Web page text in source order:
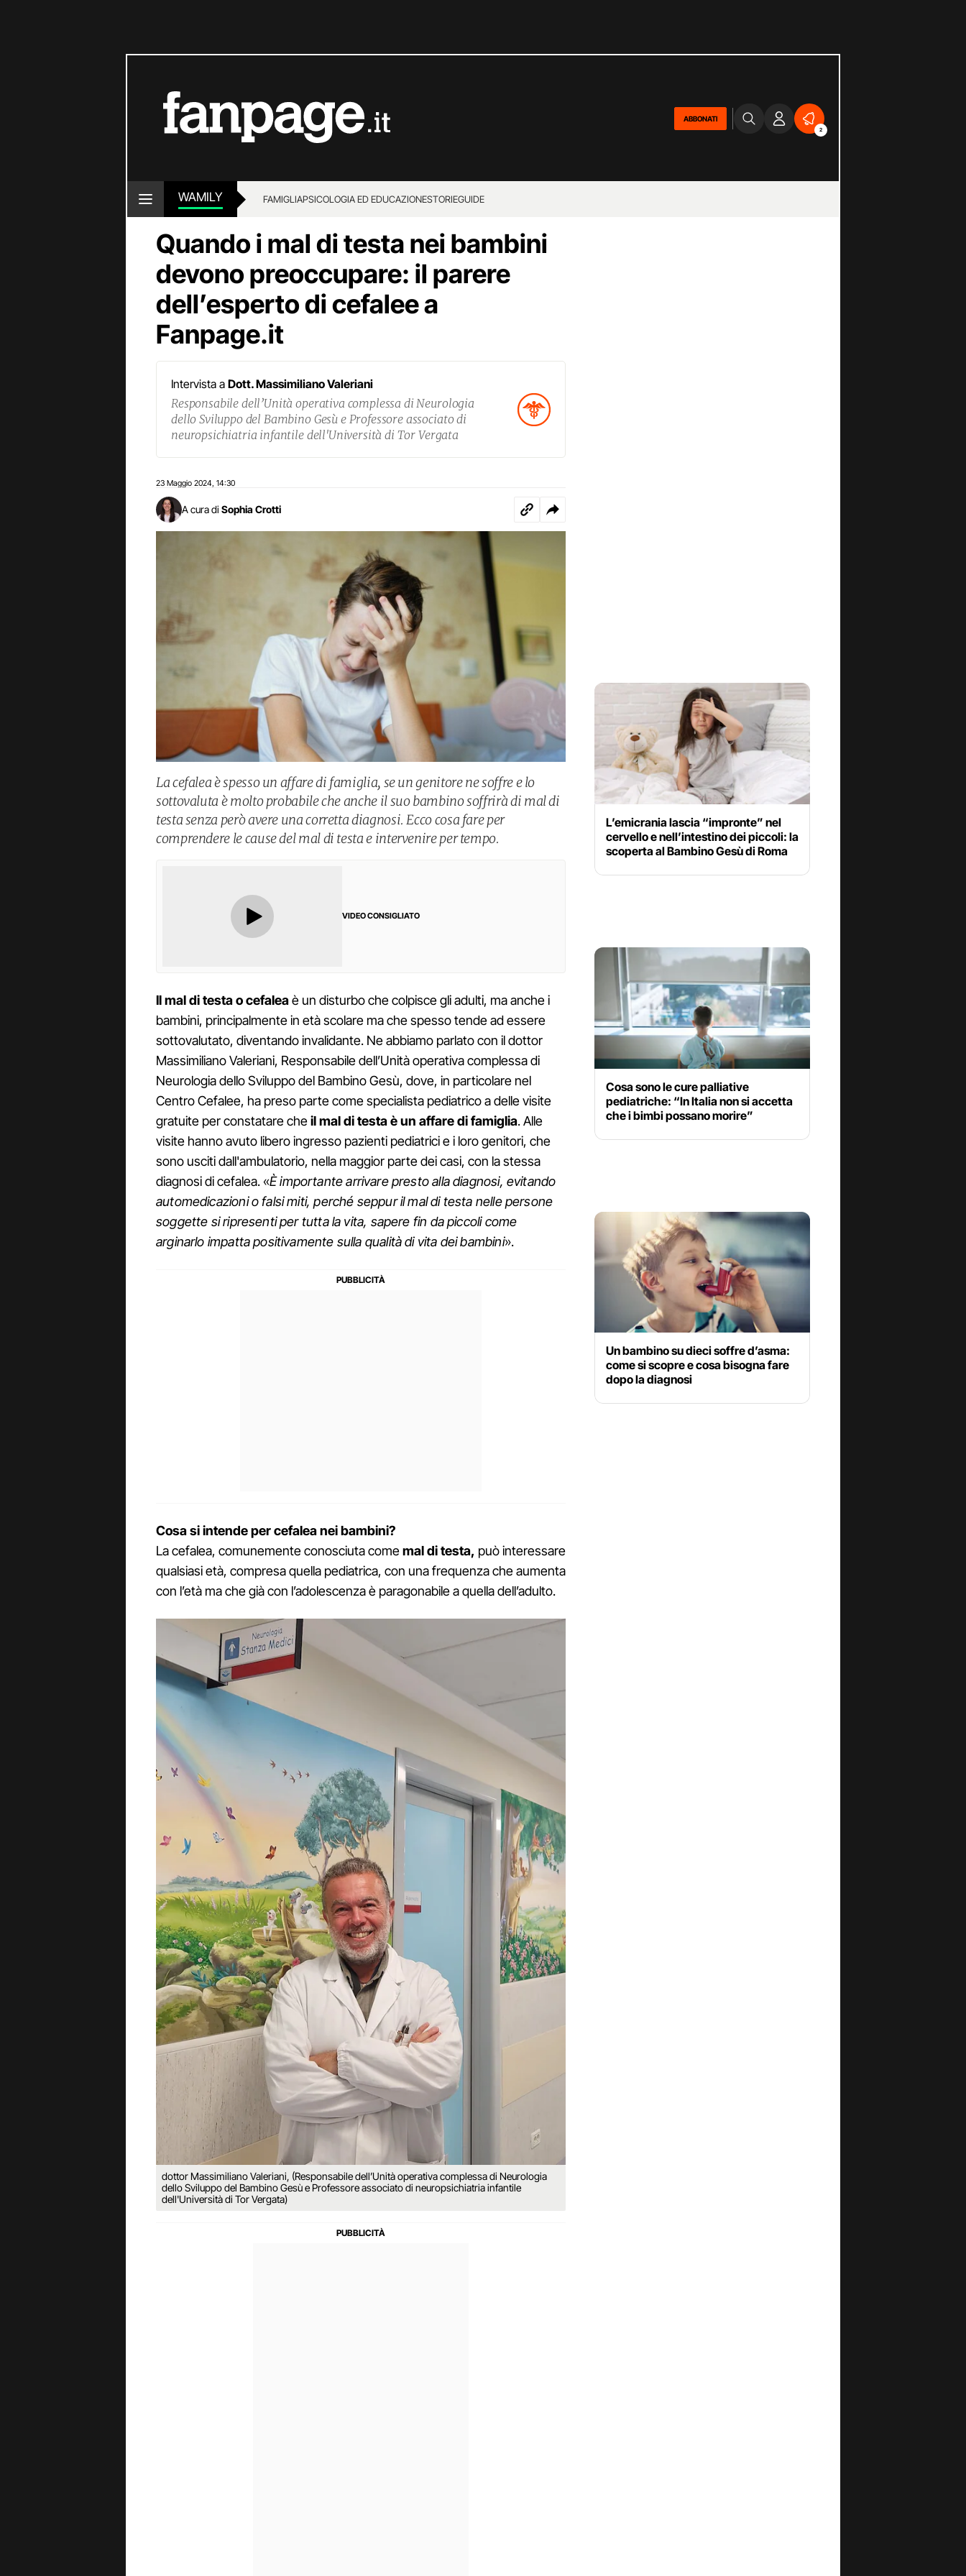
ABBONATI
2
WAMILY FAMIGLIAPSICOLOGIA ED EDUCAZIONESTORIEGUIDE
Quando i mal di testa nei bambini
devono preoccupare: il parere
dell’esperto di cefalee a
Fanpage.it
Intervista a Dott. Massimiliano Valeriani
Responsabile dell’Unità operativa complessa di Neurologia
dello Sviluppo del Bambino Gesù e Professore associato di
neuropsichiatria infantile dell'Università di Tor Vergata
23 Maggio 2024 14:30
A cura di Sophia Crotti
La cefalea è spesso un affare di famiglia, se un genitore ne soffre e lo
sottovaluta è molto probabile che anche il suo bambino soffrirà di mal di
testa senza però avere una corretta diagnosi. Ecco cosa fare per
comprendere le cause del mal di testa e intervenire per tempo.
VIDEO CONSIGLIATO
Il mal di testa o cefaleaè un disturbo che colpisce gli adulti, ma anche i
bambini, principalmente in età scolare ma che spesso tende ad essere
sottovalutato, diventando invalidante. Ne abbiamo parlato con il dottor
Massimiliano Valeriani, Responsabile dell’Unità operativa complessa di
Neurologia dello Sviluppo del Bambino Gesù, dove, in particolare nel
Centro Cefalee, ha preso parte come specialista pediatrico a delle visite
gratuite per constatare cheil mal di testa è un affare di famiglia. Alle
visite hanno avuto libero ingresso pazienti pediatrici e i loro genitori, che
sono usciti dall'ambulatorio, nella maggior parte dei casi, con la stessa
diagnosi di cefalea. «È importante arrivare presto alla diagnosi, evitando
automedicazioni o falsi miti, perché seppur il mal di testa nelle persone
soggette si ripresenti per tutta la vita, sapere fin da piccoli come
arginarlo impatta positivamente sulla qualità di vita dei bambini».
Cosa si intende per cefalea nei bambini?
La cefalea, comunemente conosciuta comemal di testa, può interessare
qualsiasi età, compresa quella pediatrica, con una frequenza che aumenta
con l’età ma che già con l’adolescenza è paragonabile a quella dell’adulto.
dottor Massimiliano Valeriani, (Responsabile dell’Unità operativa complessa di Neurologia
dello Sviluppo del Bambino Gesù e Professore associato di neuropsichiatria infantile
dell'Università di Tor Vergata)
L’emicrania lascia “impronte” nel
cervello e nell’intestino dei piccoli: la
scoperta al Bambino Gesù di Roma
Cosa sono le cure palliative
pediatriche: “In Italia non si accetta
che i bimbi possano morire”
Un bambino su dieci soffre d’asma:
come si scopre e cosa bisogna fare
dopo la diagnosi